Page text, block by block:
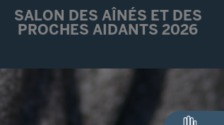
SALON DES AÎNÉS ET DES
PROCHES AIDANTS 2026